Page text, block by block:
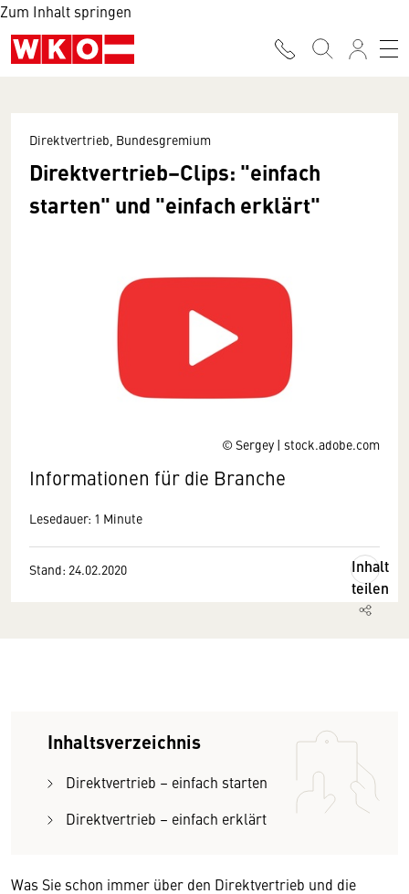
Zum Inhalt springen
© Sergey | stock.adobe.com
Direktvertrieb, Bundesgremium
Direktvertrieb–Clips: "einfach
starten" und "einfach erklärt"
Informationen für die Branche
Lesedauer: 1 Minute
Stand: 24.02.2020
Inhalt
teilen
Inhaltsverzeichnis
Direktvertrieb – einfach starten
Direktvertrieb – einfach erklärt
Was Sie schon immer über den Direktvertrieb und die
Hier würden wir Ihnen gerne einen externen